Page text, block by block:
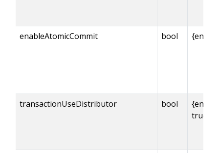
enableAtomicCommit bool
transactionUseDistributor bool
true